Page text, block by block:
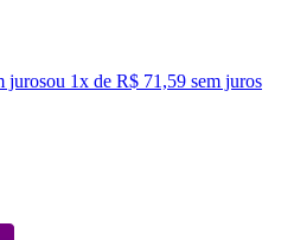
jurosou 1x de R$ 71,59 sem juros